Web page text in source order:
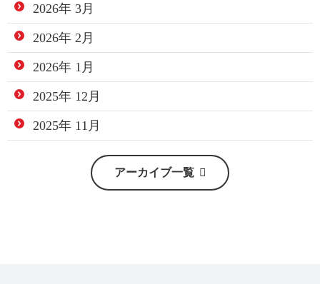
2026年 3月
2026年 2月
2026年 1月
2025年 12月
2025年 11月
アーカイブ一覧